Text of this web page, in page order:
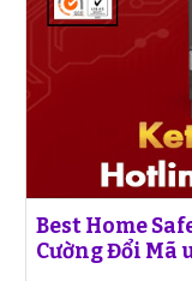
Best Home
Cường Đổi Mã